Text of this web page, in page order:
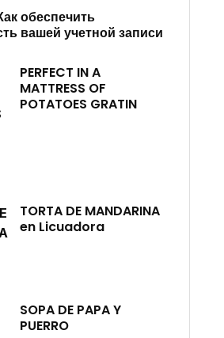
обеспечить
вашей учетной записи
PERFECT IN A
MATTRESS OF
POTATOES GRATIN
TORTA DE MANDARINA
en Licuadora
SOPA DE PAPA Y
PUERRO